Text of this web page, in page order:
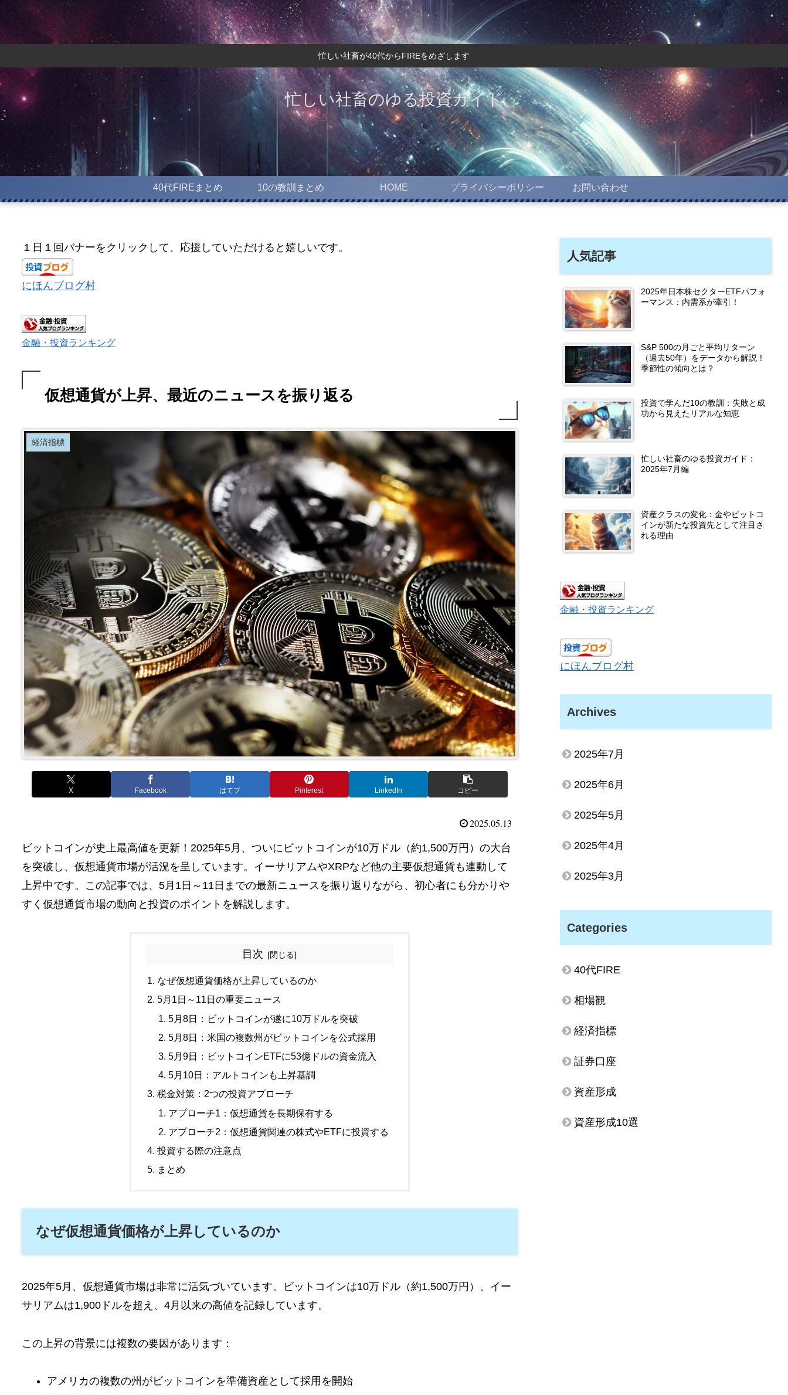
忙しい社畜が40代からFIREをめざします
忙しい社畜のゆる投資ガイド
40代FIREまとめ 10の教訓まとめ HOME プライバシーポリシー お問い合わせ
１日１回バナーをクリックして、応援していただけると嬉しいです。
にほんブログ村
金融・投資ランキング
仮想通貨が上昇、最近のニュースを振り返る
経済指標
X Facebook はてブ Pinterest LinkedIn コピー
2025.05.13
ビットコインが史上最高値を更新！2025年5月、ついにビットコインが10万ドル（約1,500万円）の大台
を突破し、仮想通貨市場が活況を呈しています。イーサリアムやXRPなど他の主要仮想通貨も連動して
上昇中です。この記事では、5月1日～11日までの最新ニュースを振り返りながら、初心者にも分かりや
すく仮想通貨市場の動向と投資のポイントを解説します。
目次
なぜ仮想通貨価格が上昇しているのか
5月1日～11日の重要ニュース
5月8日：ビットコインが遂に10万ドルを突破
5月8日：米国の複数州がビットコインを公式採用
5月9日：ビットコインETFに53億ドルの資金流入
5月10日：アルトコインも上昇基調
税金対策：2つの投資アプローチ
アプローチ1：仮想通貨を長期保有する
アプローチ2：仮想通貨関連の株式やETFに投資する
投資する際の注意点
まとめ
なぜ仮想通貨価格が上昇しているのか
2025年5月、仮想通貨市場は非常に活気づいています。ビットコインは10万ドル（約1,500万円）、イー
サリアムは1,900ドルを超え、4月以来の高値を記録しています。
この上昇の背景には複数の要因があります：
アメリカの複数の州がビットコインを準備資産として採用を開始
人気記事
2025年日本株セクターETFパフォ
ーマンス：内需系が牽引！
S&P 500の月ごと平均リターン
（過去50年）をデータから解説！
季節性の傾向とは？
投資で学んだ10の教訓：失敗と成
功から見えたリアルな知恵
忙しい社畜のゆる投資ガイド：
2025年7月編
資産クラスの変化：金やビットコ
インが新たな投資先として注目さ
れる理由
金融・投資ランキング
にほんブログ村
Archives
2025年7月
2025年6月
2025年5月
2025年4月
2025年3月
Categories
40代FIRE
相場観
経済指標
証券口座
資産形成
資産形成10選